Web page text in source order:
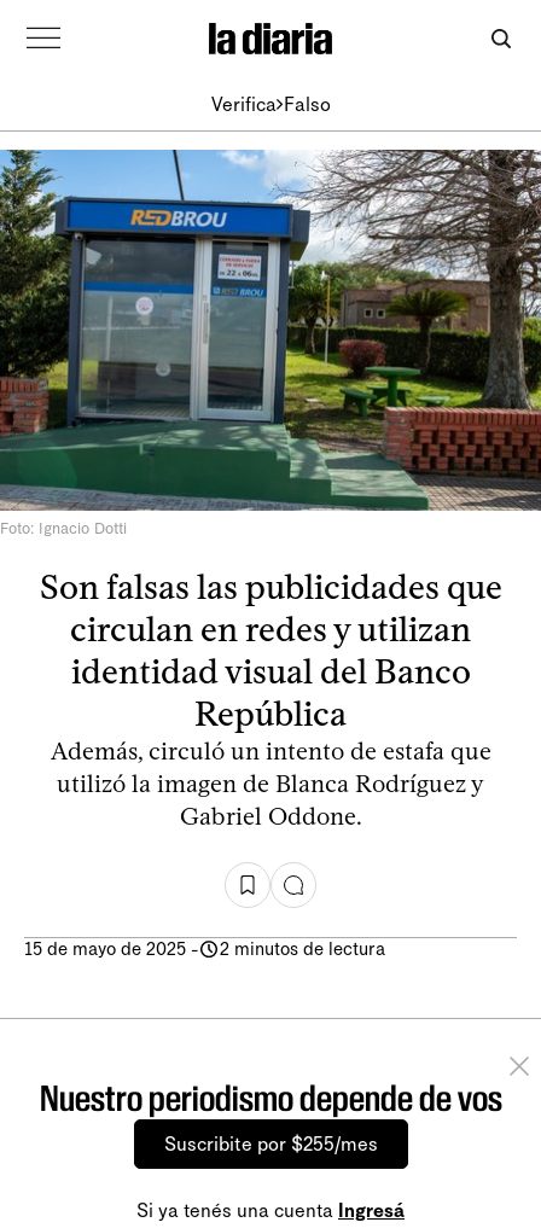
Verifica Falso
Foto: Ignacio Dotti
Son falsas las publicidades que
circulan en redes y utilizan
identidad visual del Banco
República
Además, circuló un intento de estafa que
utilizó la imagen de Blanca Rodríguez y
Gabriel Oddone.
15 de mayo de 2025 - 2 minutos de lectura
Nuestro periodismo depende de vos
Suscribite por $255/mes
Si ya tenés una cuenta Ingresá